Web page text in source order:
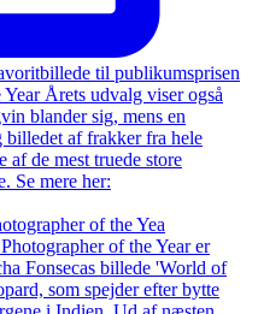
of the Yea